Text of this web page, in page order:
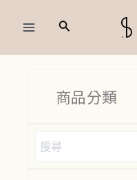
搜
商品分類